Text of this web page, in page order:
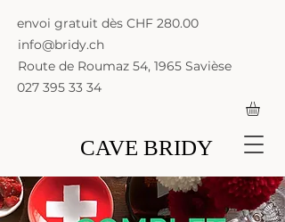
CAVE BRIDY
envoi gratuit dès CHF 280.00
027 395 33 34
Route de Roumaz 54, 1965 Savièse
info@bridy.ch